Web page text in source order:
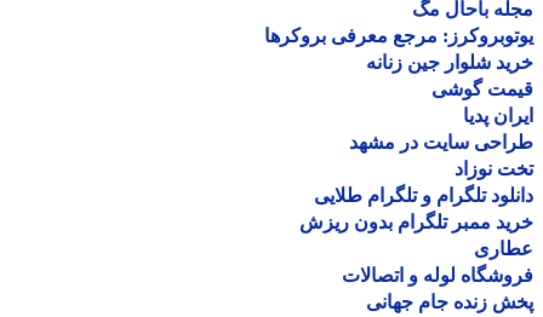
باحال مگ
مرجع معرفی بروکرها
شلوار جین زنانه
گوشی
پدیا
سایت در مشهد
نوزاد
تلگرام و تلگرام طلایی
ممبر تلگرام بدون ریزش
لوله و اتصالات
زنده جام جهانی